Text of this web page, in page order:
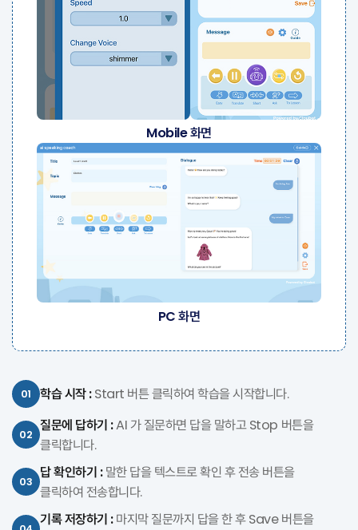
Mobile 화면
PC 화면
01 학습 시작 :Start 버튼 클릭하여 학습을 시작합니다.
02
질문에 답하기 :AI 가 질문하면 답을 말하고 Stop 버튼을
클릭합니다.
03
답 확인하기 :말한 답을 텍스트로 확인 후 전송 버튼을
클릭하여 전송합니다.
기록 저장하기 :마지막 질문까지 답을 한 후 Save 버튼을